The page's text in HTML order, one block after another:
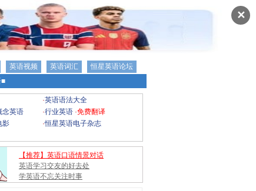
✕
英语视频 英语词汇
恒星英语论坛
■
·英语语法大全
念英语 ·行业英语 ·免费翻译
影 ·恒星英语电子杂志
【推荐】英语口语情景对话
英语学习交友的好去处
学英语不忘关注时事